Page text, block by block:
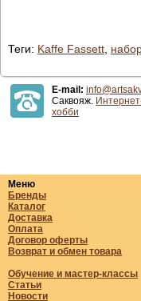
Теги: Kaffe Fassett,
E-mail:
Саквояж.
хобби
Меню
Бренды
Каталог
Доставка
Оплата
Договор оферты
Возврат и обмен товара
Обучение и мастер-классы
Статьи
Новости